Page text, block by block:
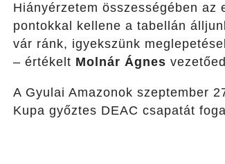
Hiányérzetem összességében
pontokkal kellene a tabellán
vár ránk, igyekszünk
– értékelt Molnár Ágnes
A Gyulai Amazonok szeptember
Kupa győztes DEAC csapatát